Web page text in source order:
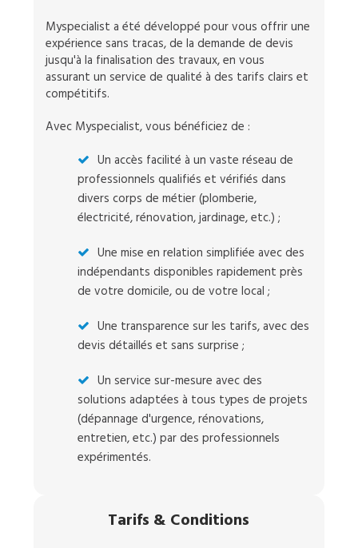
Myspecialist a été développé pour vous offrir une
expérience sans tracas, de la demande de devis
jusqu'à la finalisation des travaux, en vous
assurant un service de qualité à des tarifs clairs et
compétitifs.
Avec Myspecialist, vous bénéficiez de :
Un accès facilité à un vaste réseau de
professionnels qualifiés et vérifiés dans
divers corps de métier (plomberie,
électricité, rénovation, jardinage, etc.) ;
Une mise en relation simplifiée avec des
indépendants disponibles rapidement près
de votre domicile, ou de votre local ;
Une transparence sur les tarifs, avec des
devis détaillés et sans surprise ;
Un service sur-mesure avec des
solutions adaptées à tous types de projets
(dépannage d'urgence, rénovations,
entretien, etc.) par des professionnels
expérimentés.
Tarifs & Conditions